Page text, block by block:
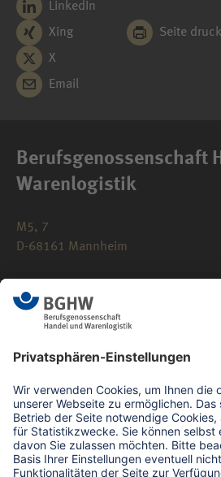
LinkedIn
Xing
X
Email
Seite
Berufsgenossenschaft
Warenlogistik
M5, 7
D-68161 Mannheim
0621 183-0
info(at)bghw.de
Kontaktformular